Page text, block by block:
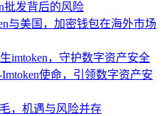
批发背后的风险
与美国，加密钱包在海外市场
imtoken，守护数字资产安全
使命，引领数字资产安
，机遇与风险并存